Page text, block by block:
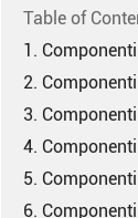
Table of
1.
2.
3.
4.
5.
6.